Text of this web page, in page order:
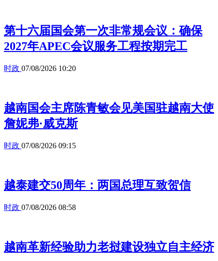
第十六届国会第一次非常规会议：确保
2027年APEC会议服务工程按期完工
时政 07/08/2026 10:20
越南国会主席陈青敏会见美国驻越南大使
詹妮弗·威克斯
时政 07/08/2026 09:15
越泰建交50周年：两国总理互致贺信
时政 07/08/2026 08:58
越南革新经验助力老挝建设独立自主经济